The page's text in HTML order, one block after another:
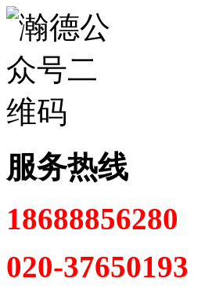
服务热线
18688856280
020-37650193